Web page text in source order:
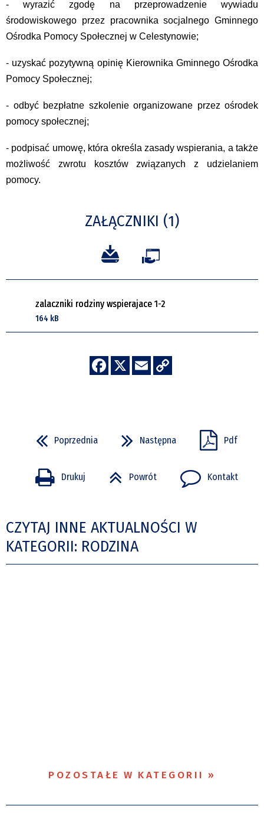
- wyrazić zgodę na przeprowadzenie wywiadu
środowiskowego przez pracownika socjalnego Gminnego
Ośrodka Pomocy Społecznej w Celestynowie;
- uzyskać pozytywną opinię Kierownika Gminnego Ośrodka
Pomocy Społecznej;
- odbyć bezpłatne szkolenie organizowane przez ośrodek
pomocy społecznej;
- podpisać umowę, która określa zasady wspierania, a także
możliwość zwrotu kosztów związanych z udzielaniem
pomocy.
ZAŁĄCZNIKI (1)
zalaczniki rodziny wspierajace 1-2
164 kB
Poprzednia Następna Pdf
Drukuj Powrót Kontakt
CZYTAJ INNE AKTUALNOŚCI W
KATEGORII: RODZINA
POZOSTAŁE W KATEGORII